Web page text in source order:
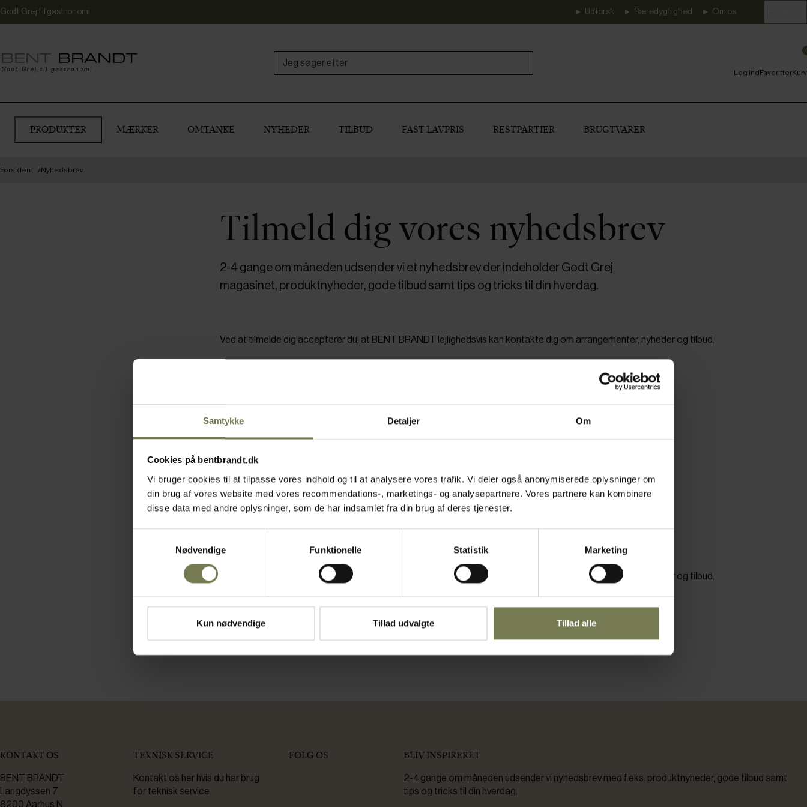
Samtykke Detaljer Om
Cookies på bentbrandt.dk
Vi bruger cookies til at tilpasse vores indhold og til at analysere vores trafik. Vi deler også anonymiserede oplysninger om
din brug af vores website med vores recommendations-, marketings- og analysepartnere. Vores partnere kan kombinere
disse data med andre oplysninger, som de har indsamlet fra din brug af deres tjenester.
Nødvendige
Funktionelle Statistik Marketing
Kun nødvendige Tillad udvalgte Tillad alle
Godt Grej til gastronomi Udforsk Bæredygtighed Om os
Log indFavoritterKurv
PRODUKTER MÆRKER OMTANKE NYHEDER TILBUD FAST LAVPRIS RESTPARTIER BRUGTVARER
Forsiden Nyhedsbrev
Tilmeld dig vores nyhedsbrev
2-4 gange om måneden udsender vi et nyhedsbrev der indeholder Godt Grej
magasinet, produktnyheder, gode tilbud samt tips og tricks til din hverdag.
Ved at tilmelde dig accepterer du, at BENT BRANDT lejlighedsvis kan kontakte dig om arrangementer, nyheder og tilbud.
Navn
Tilmeld
Ved at tilmelde dig accepterer du, at BENT BRANDT lejlighedsvis kan kontakte dig om arrangementer, nyheder og tilbud.
Alle nyhedsbreve indeholder et link til at afmelde fremtidige e-mails.
KONTAKT OS
BENT BRANDT
Langdyssen 7
8200 Aarhus N
TEKNISK SERVICE
Kontakt os her hvis du har brug
for teknisk service.
FØLG OS BLIV INSPIRERET
2-4 gange om måneden udsender vi nyhedsbrev med f.eks. produktnyheder, gode tilbud samt
tips og tricks til din hverdag.